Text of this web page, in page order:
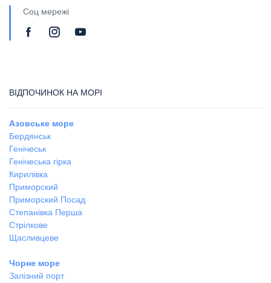
Соц мережі
ВІДПОЧИНОК НА МОРІ
Азовське море
Бердянськ
Генічеськ
Генічеська гірка
Кирилівка
Приморский
Приморский Посад
Степанівка Перша
Стрілкове
Щасливцеве
Чорне море
Залізний порт